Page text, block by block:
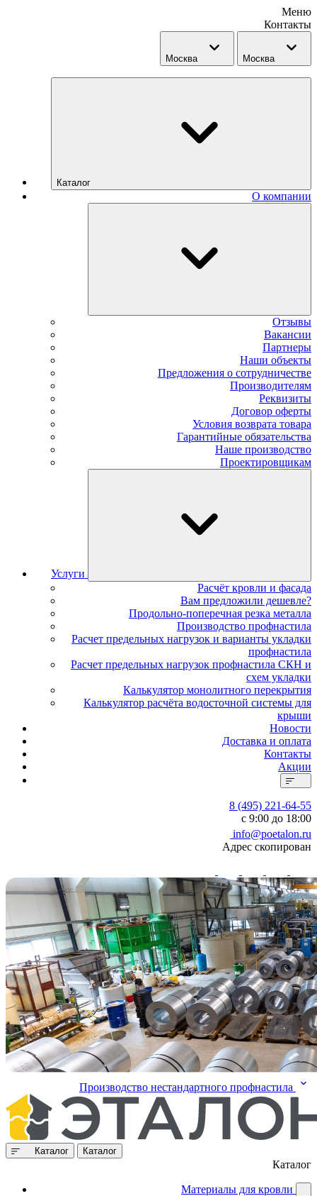
Меню
Контакты
Москва Москва
Каталог
О компании
Отзывы
Вакансии
Партнеры
Наши объекты
Предложения о сотрудничестве
Производителям
Реквизиты
Договор оферты
Условия возврата товара
Гарантийные обязательства
Наше производство
Проектировщикам
Услуги
Расчёт кровли и фасада
Вам предложили дешевле?
Продольно-поперечная резка металла
Производство профнастила
Расчет предельных нагрузок и варианты укладки
профнастила
Расчет предельных нагрузок профнастила СКН и
схем укладки
Калькулятор монолитного перекрытия
Калькулятор расчёта водосточной системы для
крыши
Новости
Доставка и оплата
Контакты
Акции
8 (495) 221-64-55
с 9:00 до 18:00
info@poetalon.ru
Адрес скопирован
Производство нестандартного профнастила
Каталог Каталог
Каталог
Материалы для кровли